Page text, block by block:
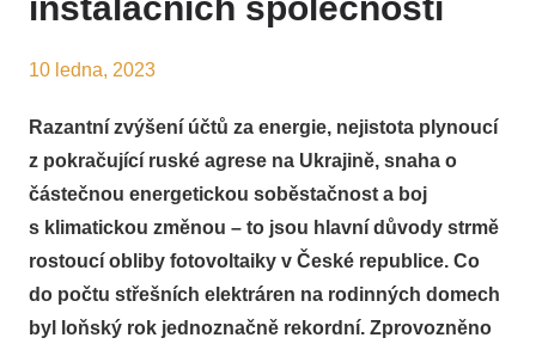
10 ledna, 2023
Razantní zvýšení účtů za energie, nejistota plynoucí
z pokračující ruské agrese na Ukrajině, snaha o
částečnou energetickou soběstačnost a boj
s klimatickou změnou – to jsou hlavní důvody strmě
rostoucí obliby fotovoltaiky v České republice. Co
do počtu střešních elektráren na rodinných domech
byl loňský rok jednoznačně rekordní. Zprovozněno